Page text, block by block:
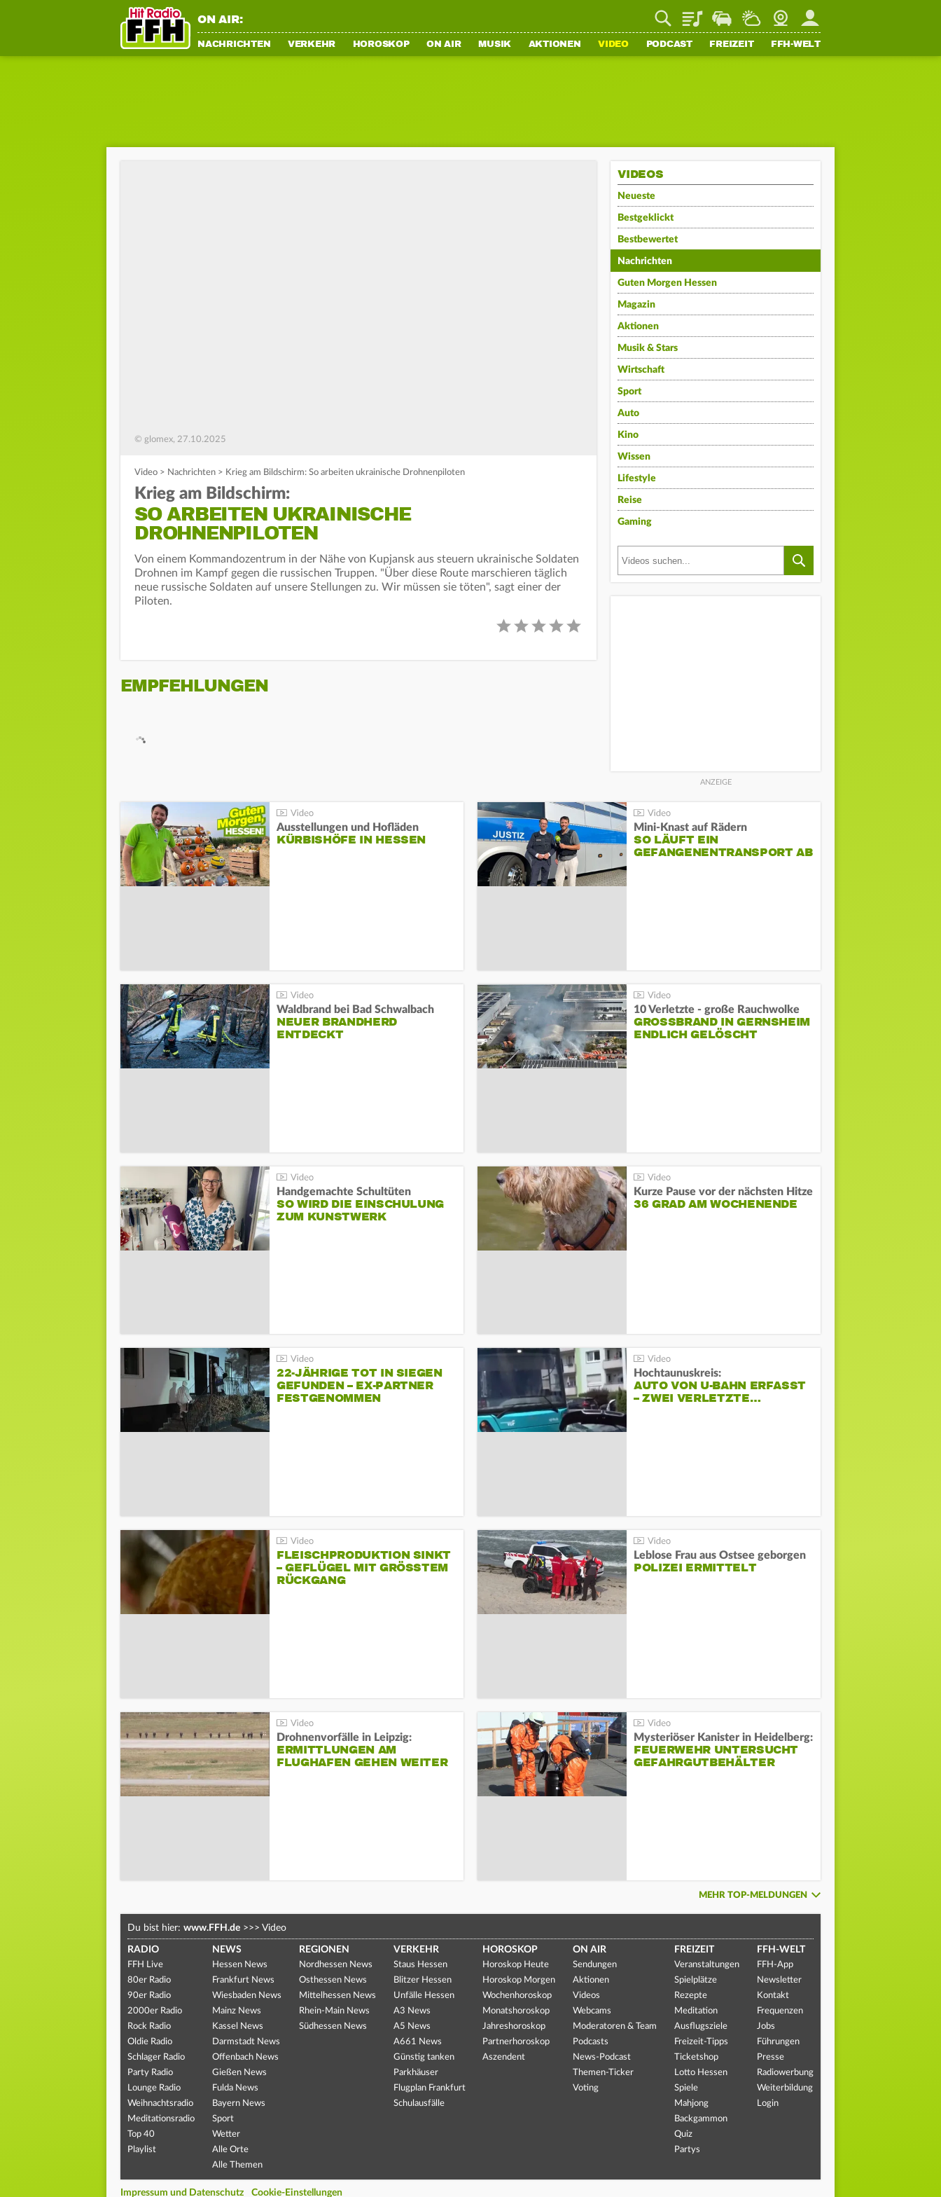
ON AIR: PlaylistStaupilotWetterWebcamMein FFH
NACHRICHTEN VERKEHR HOROSKOP ON AIR MUSIK AKTIONEN VIDEO PODCAST FREIZEIT FFH-WELT
© glomex, 27.10.2025
Video > Nachrichten > Krieg am Bildschirm: So arbeiten ukrainische Drohnenpiloten
Krieg am Bildschirm:
SO ARBEITEN UKRAINISCHE
DROHNENPILOTEN
Von einem Kommandozentrum in der Nähe von Kupjansk aus steuern ukrainische Soldaten
Drohnen im Kampf gegen die russischen Truppen. "Über diese Route marschieren täglich
neue russische Soldaten auf unsere Stellungen zu. Wir müssen sie töten", sagt einer der
Piloten.
EMPFEHLUNGEN
VIDEOS
Neueste
Bestgeklickt
Bestbewertet
Nachrichten
Guten Morgen Hessen
Magazin
Aktionen
Musik & Stars
Wirtschaft
Sport
Auto
Kino
Wissen
Lifestyle
Reise
Gaming
Ausstellungen und Hofläden
KÜRBISHÖFE IN HESSEN
Mini-Knast auf Rädern
SO LÄUFT EIN
GEFANGENENTRANSPORT AB
Waldbrand bei Bad Schwalbach
NEUER BRANDHERD
ENTDECKT
10 Verletzte - große Rauchwolke
GROSSBRAND IN GERNSHEIM E
NDLICH GELÖSCHT
Handgemachte Schultüten
SO WIRD DIE EINSCHULUNG
ZUM KUNSTWERK
Kurze Pause vor der nächsten Hitze
36 GRAD AM WOCHENENDE
22-JÄHRIGE TOT IN SIEGEN
GEFUNDEN – EX-PARTNER
FESTGENOMMEN
Hochtaunuskreis:
AUTO VON U-BAHN ERFASST
– ZWEI VERLETZTE…
FLEISCHPRODUKTION SINKT
– GEFLÜGEL MIT GRÖSSTEM R
ÜCKGANG
Leblose Frau aus Ostsee geborgen
POLIZEI ERMITTELT
Drohnenvorfälle in Leipzig:
ERMITTLUNGEN AM
FLUGHAFEN GEHEN WEITER
Mysteriöser Kanister in Heidelberg:
FEUERWEHR UNTERSUCHT
GEFAHRGUTBEHÄLTER
MEHR TOP-MELDUNGEN
Du bist hier: www.FFH.de >>> Video
RADIO
FFH Live
80er Radio
90er Radio
2000er Radio
Rock Radio
Oldie Radio
Schlager Radio
Party Radio
Lounge Radio
Weihnachtsradio
Meditationsradio
Top 40
Playlist
NEWS
Hessen News
Frankfurt News
Wiesbaden News
Mainz News
Kassel News
Darmstadt News
Offenbach News
Gießen News
Fulda News
Bayern News
Sport
Wetter
Alle Orte
Alle Themen
REGIONEN
Nordhessen News
Osthessen News
Mittelhessen News
Rhein-Main News
Südhessen News
VERKEHR
Staus Hessen
Blitzer Hessen
Unfälle Hessen
A3 News
A5 News
A661 News
Günstig tanken
Parkhäuser
Flugplan Frankfurt
Schulausfälle
HOROSKOP
Horoskop Heute
Horoskop Morgen
Wochenhoroskop
Monatshoroskop
Jahreshoroskop
Partnerhoroskop
Aszendent
ON AIR
Sendungen
Aktionen
Videos
Webcams
Moderatoren & Team
Podcasts
News-Podcast
Themen-Ticker
Voting
FREIZEIT
Veranstaltungen
Spielplätze
Rezepte
Meditation
Ausflugsziele
Freizeit-Tipps
Ticketshop
Lotto Hessen
Spiele
Mahjong
Backgammon
Quiz
Partys
FFH-WELT
FFH-App
Newsletter
Kontakt
Frequenzen
Jobs
Führungen
Presse
Radiowerbung
Weiterbildung
Login
Impressum und Datenschutz Cookie-Einstellungen